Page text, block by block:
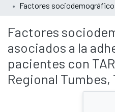
Factores
asociados a la
pacientes con
Regional